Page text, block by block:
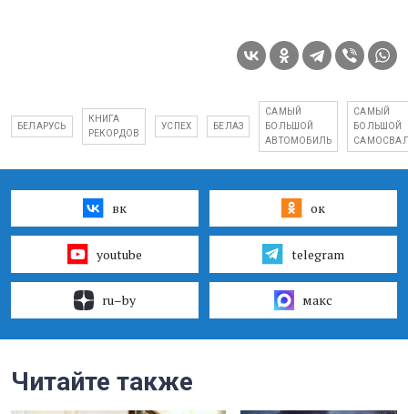
БЕЛАРУСЬ
КНИГА
РЕКОРДОВ
УСПЕХ БЕЛАЗ
САМЫЙ
БОЛЬШОЙ
АВТОМОБИЛЬ
САМЫЙ
БОЛЬШОЙ
вк ок
youtube telegram
ru–by макс
Читайте также